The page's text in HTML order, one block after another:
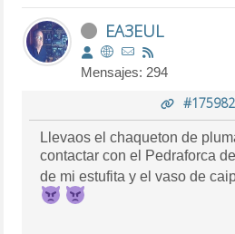
EA3EUL
Mensajes: 294
#175982
Llevaos el chaqueton de
contactar con el Pedraforca
de mi estufita y el vaso de